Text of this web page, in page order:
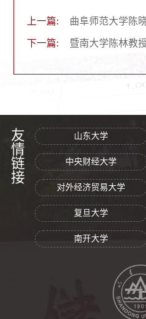
上一篇: 曲阜师范大学陈
下一篇: 暨南大学陈林教
友情链接 山东大学
中央财经大学
对外经济贸易大学
复旦大学
南开大学